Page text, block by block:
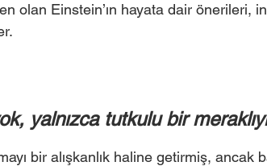
olan Einstein’ın hayata dair önerileri,
yalnızca tutkulu bir
bir alışkanlık haline getirmiş, ancak